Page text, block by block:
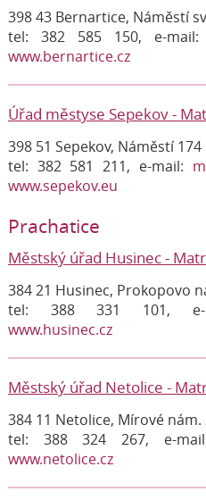
398 43 Bernartice, Náměstí
tel: 382 585 150, e-mail:
www.bernartice.cz
Úřad městyse Sepekov -
398 51 Sepekov, Náměstí 174
tel: 382 581 211, e-mail:
www.sepekov.eu
Prachatice
Městský úřad Husinec -
384 21 Husinec, Prokopovo
tel: 388 331 101,
www.husinec.cz
Městský úřad Netolice -
384 11 Netolice, Mírové nám.
tel: 388 324 267, e-
www.netolice.cz